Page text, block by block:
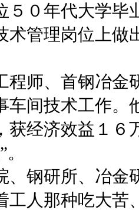
５０年代大学毕
术管理岗位上做
程师、首钢冶
车间技术工作
获经济效益１６
、钢研所、冶金
工人那种吃大苦